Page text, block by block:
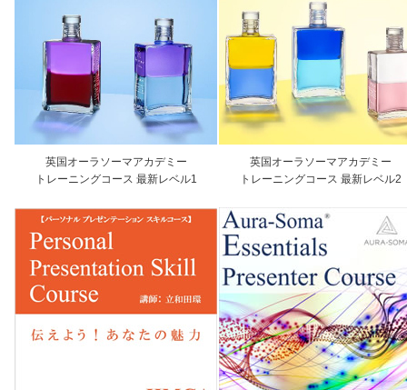
英国オーラソーマアカデミー
トレーニングコース 最新レベル1
英国オーラソーマアカデミー
トレーニングコース 最新レベル2